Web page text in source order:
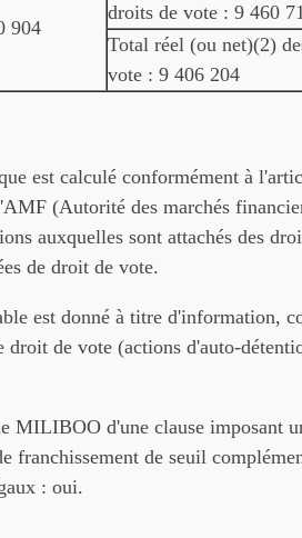
904
droits de vote : 9 460
Total réel (ou net)(2)
vote : 9 406 204
est calculé conformément à
(Autorité des marchés
auxquelles sont attachés des
de droit de vote.
est donné à titre d'information,
droit de vote (actions d'auto-
MILIBOO d'une clause imposant
franchissement de seuil
: oui.